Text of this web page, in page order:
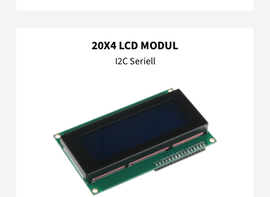
20X4 LCD MODUL
I2C Seriell